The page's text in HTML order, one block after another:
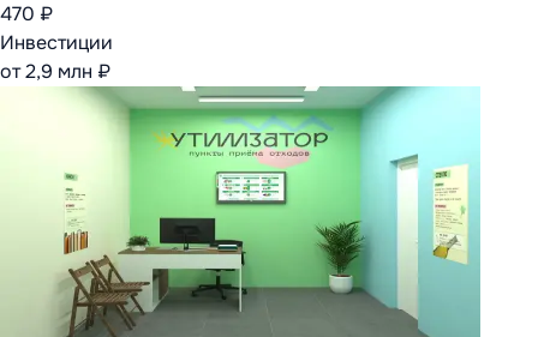
470 ₽
Инвестиции
от 2,9 млн ₽